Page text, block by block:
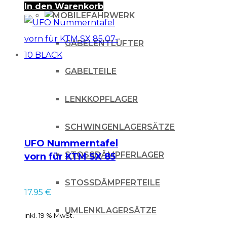
FAHRWERK
GABELENTLÜFTER
GABELTEILE
LENKKOPFLAGER
SCHWINGENLAGERSÄTZE
STOSSDÄMPFERLAGER
STOSSDÄMPFERTEILE
UMLENKLAGERSÄTZE
In den Warenkorb
UFO Nummerntafel
vorn für KTM SX 85
17.95 €
inkl. 19 % MwSt.